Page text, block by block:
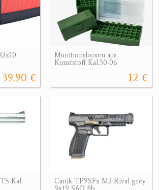
39.90 €
Munitionsboxen aus
Kunststoff Kal.30-06
12 €
Kal.
Canik TP9SFx M2 Rival grey